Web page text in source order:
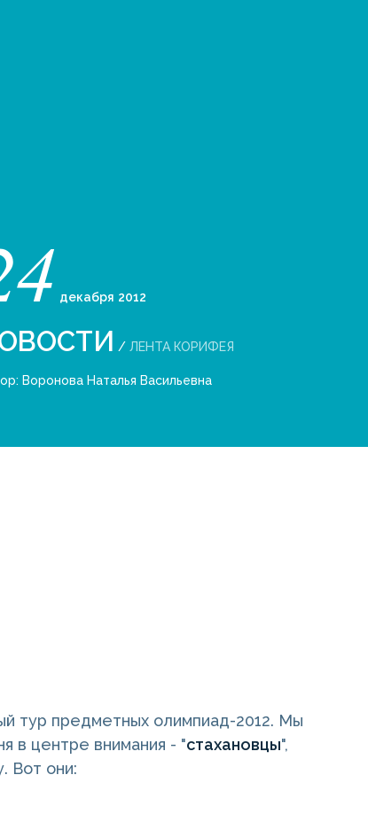
декабря 2012
/ ЛЕНТА КОРИФЕЯ
Воронова Наталья Васильевна
тур предметных олимпиад-2012. Мы
в центре внимания - "стахановцы",
Вот они: